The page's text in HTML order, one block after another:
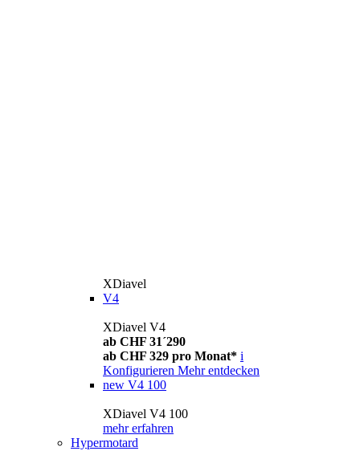
XDiavel
V4
XDiavel V4
ab CHF 31´290
ab CHF 329 pro Monat* i
Konfigurieren Mehr entdecken
new V4 100
XDiavel V4 100
mehr erfahren
Hypermotard